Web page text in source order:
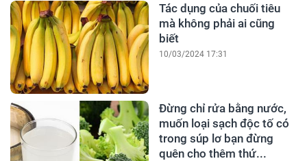
Tác dụng của chuối tiêu
mà không phải ai cũng
biết
10/03/2024 17:31
Đừng chỉ rửa bằng nước,
muốn loại sạch độc tố có
trong súp lơ bạn đừng
quên cho thêm thứ...